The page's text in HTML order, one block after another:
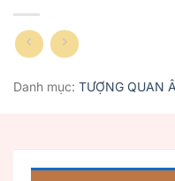
Danh mục: TƯỢNG QUAN